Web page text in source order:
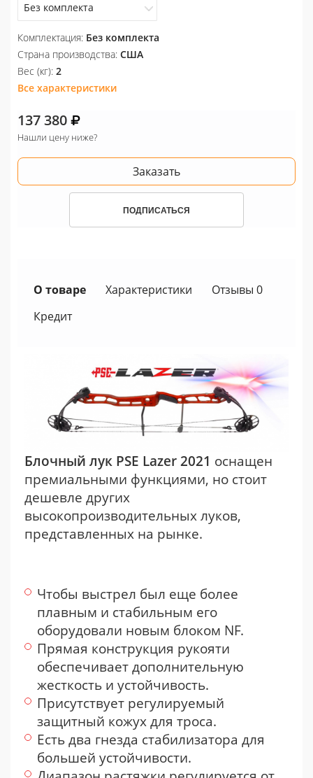
Без комплекта
Без комплекта
Комплектация: Без комплекта
Страна производства: США
Вес (кг): 2
Все характеристики
137 380
Нашли цену ниже?
Заказать
ПОДПИСАТЬСЯ
О товаре Характеристики
Отзывы 0
Кредит
Блочный лук PSE Lazer 2021 оснащен
премиальными функциями, но стоит
дешевле других
высокопроизводительных луков,
представленных на рынке.
Чтобы выстрел был еще более
плавным и стабильным его
оборудовали новым блоком NF.
Прямая конструкция рукояти
обеспечивает дополнительную
жесткость и устойчивость.
Присутствует регулируемый
защитный кожух для троса.
Есть два гнезда стабилизатора для
большей устойчивости.